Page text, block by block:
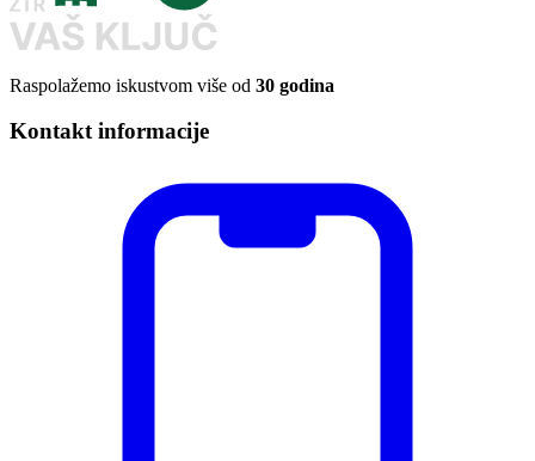
Raspolažemo iskustvom više od 30 godina
Kontakt informacije